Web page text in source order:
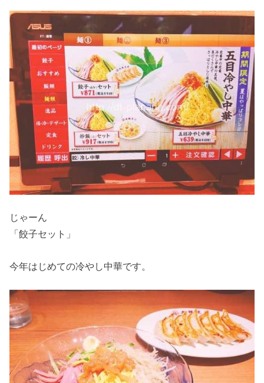
じゃーん
「餃子セット」
今年はじめての冷やし中華です。